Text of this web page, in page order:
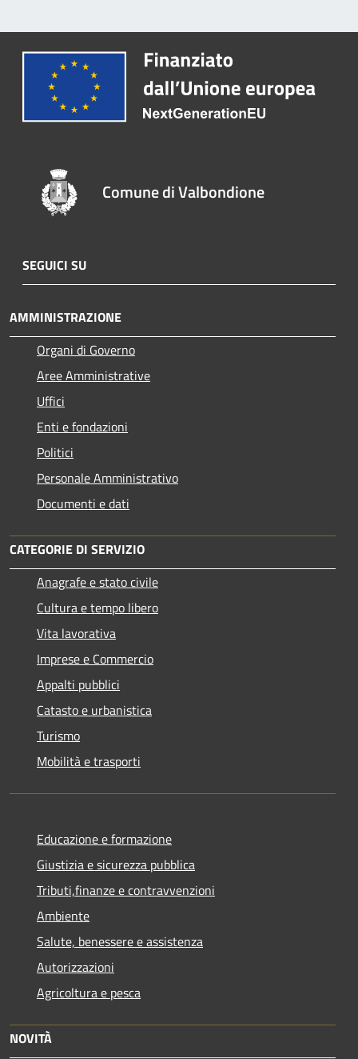
Comune di Valbondione
SEGUICI SU
AMMINISTRAZIONE
Organi di Governo
Aree Amministrative
Uffici
Enti e fondazioni
Politici
Personale Amministrativo
Documenti e dati
CATEGORIE DI SERVIZIO
Anagrafe e stato civile
Cultura e tempo libero
Vita lavorativa
Imprese e Commercio
Appalti pubblici
Catasto e urbanistica
Turismo
Mobilità e trasporti
Educazione e formazione
Giustizia e sicurezza pubblica
Tributi,finanze e contravvenzioni
Ambiente
Salute, benessere e assistenza
Autorizzazioni
Agricoltura e pesca
NOVITÀ